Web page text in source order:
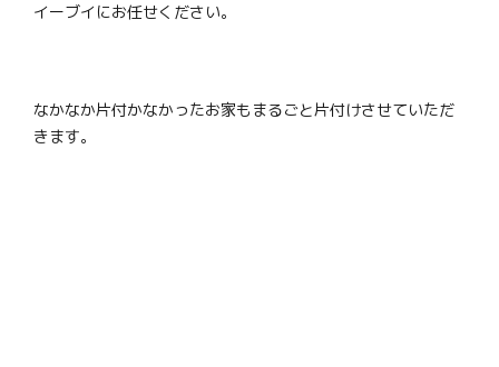
イーブイにお任せください。
なかなか片付かなかったお家もまるごと片付けさせていただ
きます。